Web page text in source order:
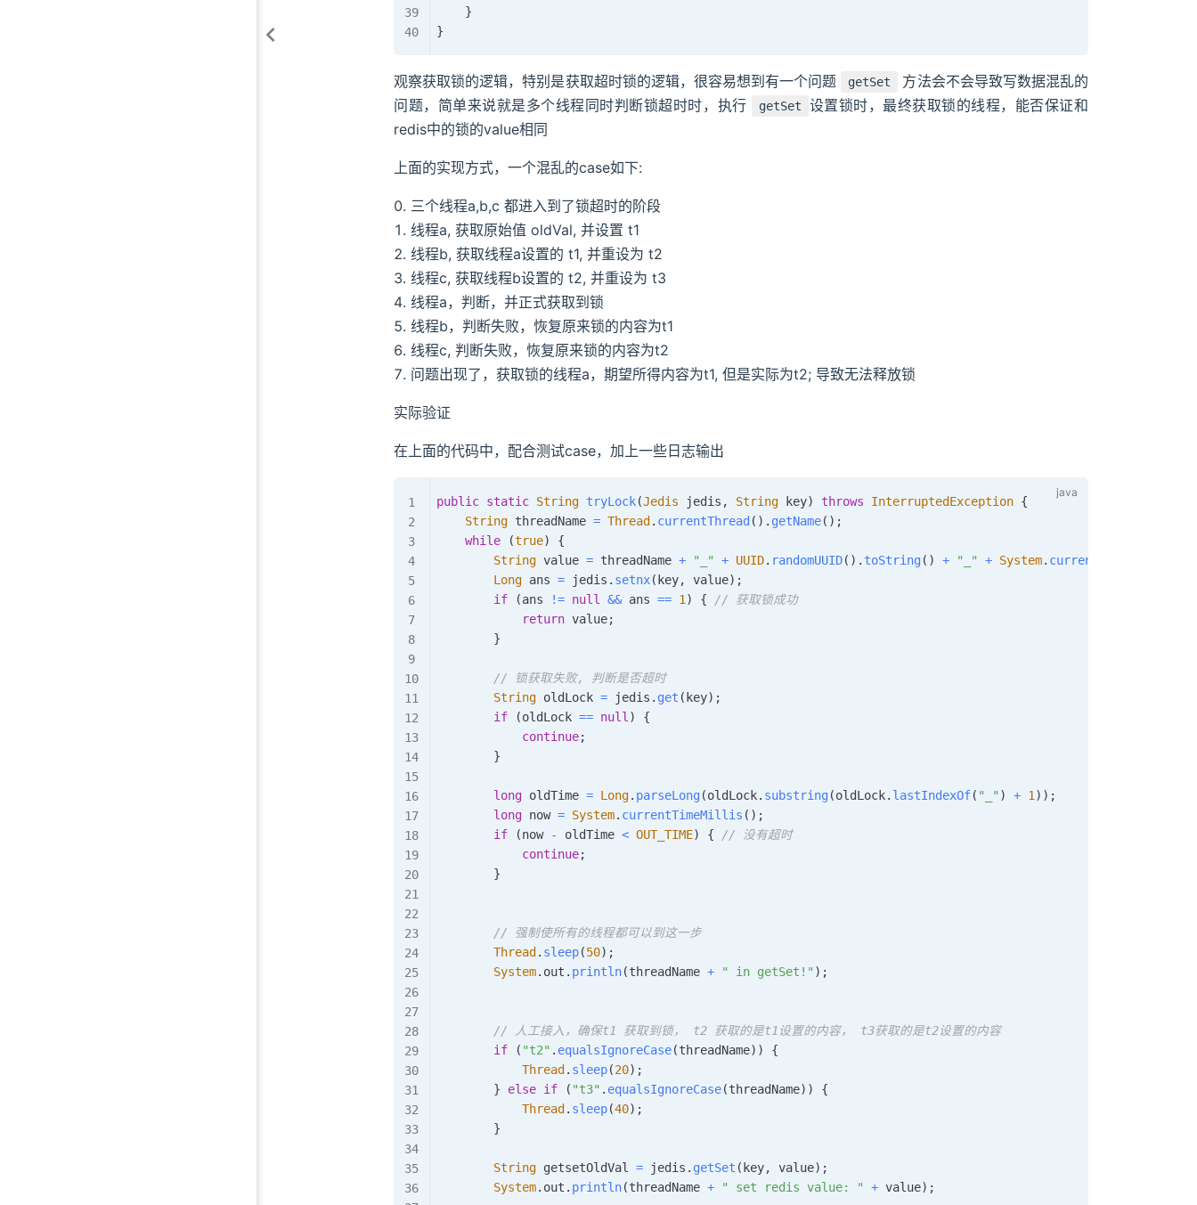
}
}
观察获取锁的逻辑，特别是获取超时锁的逻辑，很容易想到有一个问题 getSet
方法会不会导致写数据混乱的
问题，简单来说就是多个线程同时判断锁超时时，执行
getSet
设置锁时，最终获取锁的线程，能否保证和
redis中的锁的value相同
上面的实现方式，一个混乱的case如下:
三个线程a,b,c 都进入到了锁超时的阶段
线程a, 获取原始值 oldVal, 并设置 t1
线程b, 获取线程a设置的 t1, 并重设为 t2
线程c, 获取线程b设置的 t2, 并重设为 t3
线程a，判断，并正式获取到锁
线程b，判断失败，恢复原来锁的内容为t1
线程c, 判断失败，恢复原来锁的内容为t2
问题出现了，获取锁的线程a，期望所得内容为t1, 但是实际为t2; 导致无法释放锁
实际验证
在上面的代码中，配合测试case，加上一些日志输出
public static String tryLock(Jedis jedis , String key) throws InterruptedException {
String threadName = Thread. currentThread ( ) . getName( ) ;
while
(true)
{
String value = threadName + "_" + UUID. randomUUID( ) . toString ( ) + "_" + System. currentTimeMillis
Long ans = jedis . setnx(key, value) ;
if
(ans != null && ans == 1 ) {
// 获取锁成功
return value;
}
// 锁获取失败, 判断是否超时
String oldLock = jedis . get (key) ;
if
(oldLock == null )
{
continue;
}
long oldTime = Long. parseLong (oldLock. substring (oldLock. lastIndexOf( "_" ) + 1 ) ) ;
long now = System. currentTimeMillis ( ) ;
if
(now - oldTime < OUT_TIME) {
// 没有超时
continue;
}
// 强制使所有的线程都可以到这一步
Thread. sleep(50) ;
System. out . println(threadName + " in getSet!" ) ;
// 人工接入，确保t1 获取到锁， t2 获取的是t1设置的内容， t3获取的是t2设置的内容
if
( "t2" . equalsIgnoreCase(threadName) )
{
Thread. sleep(20) ;
}
else if ( "t3" . equalsIgnoreCase(threadName) )
{
Thread. sleep(40) ;
}
String getsetOldVal = jedis . getSet (key, value) ;
System. out . println(threadName + " set redis value: " + value) ;